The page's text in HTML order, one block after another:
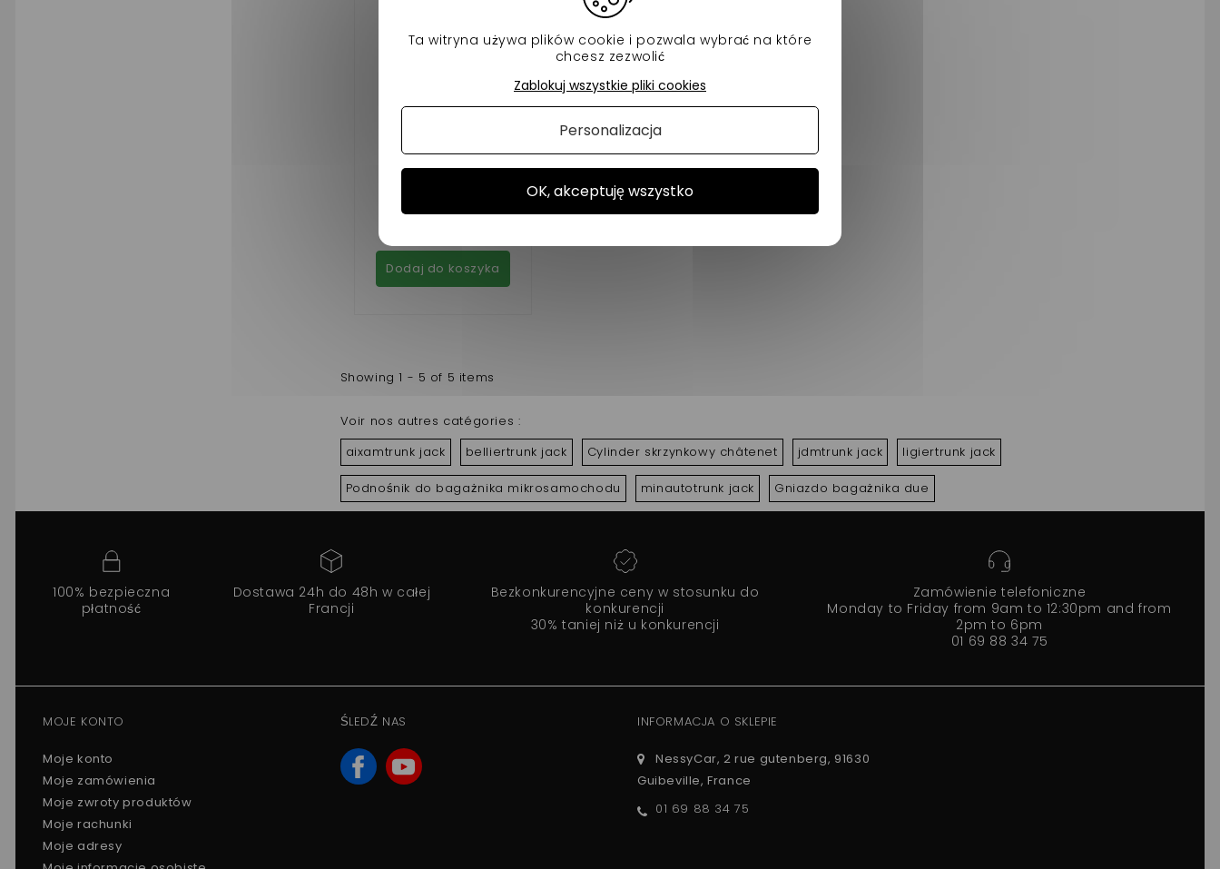
MICROCAR LYRA
Dodaj do koszyka
Showing 1 - 5 of 5 items
Voir nos autres catégories :
aixamtrunk jack
belliertrunk jack Cylinder skrzynkowy châtenet jdmtrunk jack ligiertrunk jack
Podnośnik do bagażnika mikrosamochodu minautotrunk jack Gniazdo bagażnika due
100% bezpieczna
płatność
Dostawa 24h do 48h w całej
Francji
Bezkonkurencyjne ceny w stosunku do
konkurencji
30% taniej niż u konkurencji
Zamówienie telefoniczne
Monday to Friday from 9am to 12:30pm and from
2pm to 6pm
01 69 88 34 75
MOJE KONTO
Moje konto
Moje zamówienia
Moje zwroty produktów
Moje rachunki
Moje adresy
ŚLEDŹ NAS INFORMACJA O SKLEPIE
NessyCar, 2 rue gutenberg, 91630
Guibeville, France
01 69 88 34 75
Ta witryna używa plików cookie i pozwala wybrać na które
chcesz zezwolić
OK, akceptuję wszystko
Zablokuj wszystkie pliki cookies
Personalizacja